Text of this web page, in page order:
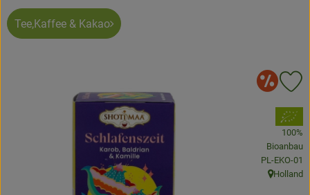
Bio-Kochkisten
Angebote & Neues
Tee,Kaffee & Kakao
, Verband:
100%
Bioanbau
,PL-EKO-01
, Herkunft:
Holland